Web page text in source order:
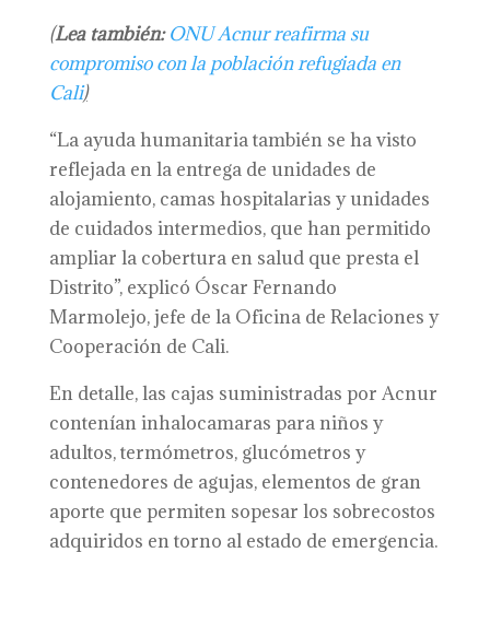
(Lea también:ONU Acnur reafirma su
compromiso con la población refugiada en
Cali)
“La ayuda humanitaria también se ha visto
reflejada en la entrega de unidades de
alojamiento, camas hospitalarias y unidades
de cuidados intermedios, que han permitido
ampliar la cobertura en salud que presta el
Distrito”, explicó Óscar Fernando
Marmolejo, jefe de la Oficina de Relaciones y
Cooperación de Cali.
En detalle, las cajas suministradas por Acnur
contenían inhalocamaras para niños y
adultos, termómetros, glucómetros y
contenedores de agujas, elementos de gran
aporte que permiten sopesar los sobrecostos
adquiridos en torno al estado de emergencia.